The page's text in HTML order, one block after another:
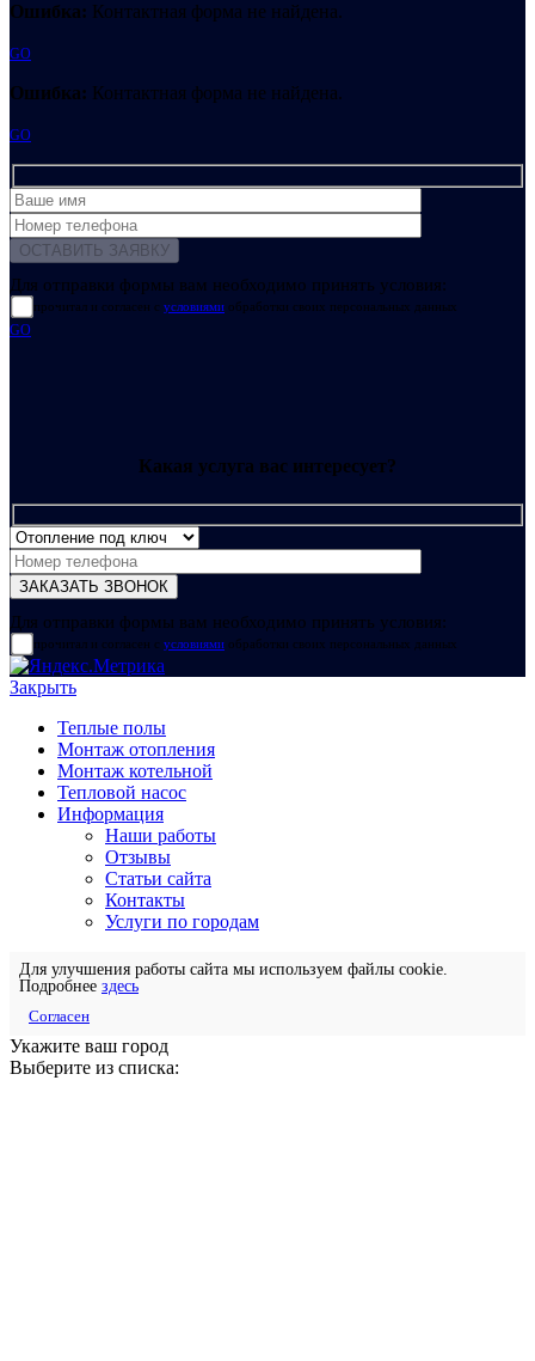
Ошибка: Контактная форма не найдена.
GO
Ошибка: Контактная форма не найдена.
GO
Для отправки формы вам необходимо принять условия:
прочитал и согласен с условиями обработки своих персональных данных
GO
Какая услуга вас интересует?
Для отправки формы вам необходимо принять условия:
прочитал и согласен с условиями обработки своих персональных данных
Закрыть
Теплые полы
Монтаж отопления
Монтаж котельной
Тепловой насос
Информация
Наши работы
Отзывы
Статьи сайта
Контакты
Услуги по городам
Для улучшения работы сайта мы используем файлы cookie.
Подробнее здесь
Согласен
Укажите ваш город
Выберите из списка: